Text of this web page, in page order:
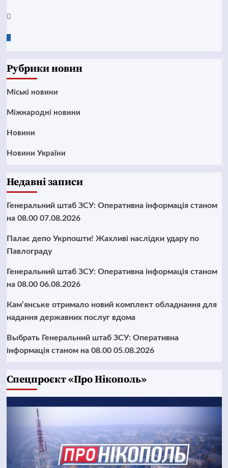
Twitter
Рубрики новин
Mіські новини
Міжнародні новини
Новини
Новини України
Недавні записи
Генеральний штаб ЗСУ: Оперативна інформація станом
на 08.00 07.08.2026
Палає депо Укрпошти! Жахливі наслідки удару по
Павлограду
Генеральний штаб ЗСУ: Оперативна інформація станом
на 08.00 06.08.2026
Кам’янське отримало новий комплект обладнання для
надання державних послуг вдома
Выбрать Генеральний штаб ЗСУ: Оперативна
інформація станом на 08.00 05.08.2026
Cпецпроєкт «Про Нікополь»